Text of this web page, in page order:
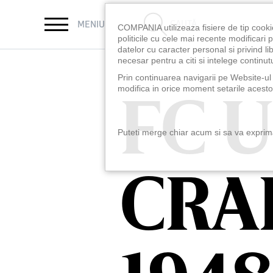
MENIU CAUTĂ
FC U
FC U
COMPANIA utilizeaza fisiere de tip
politicile cu cele mai recente modificari
datelor cu caracter personal si privind
necesar pentru a citi si intelege
Prin continuarea navigarii pe Website-
modifica in orice moment setarile
Puteti merge chiar acum si sa va